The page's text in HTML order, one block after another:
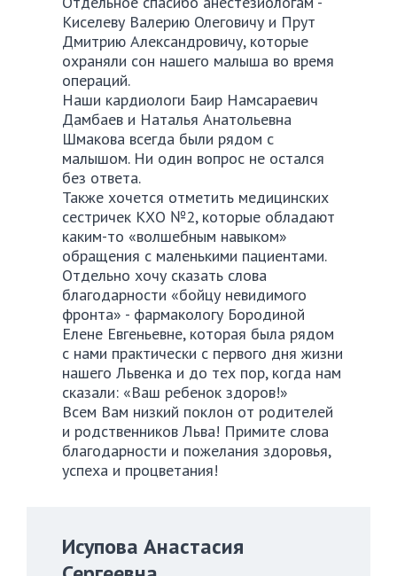
Киселеву Валерию Олеговичу и Прут
Дмитрию Александровичу, которые
охраняли сон нашего малыша во время
операций.
Наши кардиологи Баир Намсараевич
Дамбаев и Наталья Анатольевна
Шмакова всегда были рядом с
малышом. Ни один вопрос не остался
без ответа.
Также хочется отметить медицинских
сестричек КХО №2, которые обладают
каким-то «волшебным навыком»
обращения с маленькими пациентами.
Отдельно хочу сказать слова
благодарности «бойцу невидимого
фронта» - фармакологу Бородиной
Елене Евгеньевне, которая была рядом
с нами практически с первого дня жизни
нашего Львенка и до тех пор, когда нам
сказали: «Ваш ребенок здоров!»
Всем Вам низкий поклон от родителей
и родственников Льва! Примите слова
благодарности и пожелания здоровья,
успеха и процветания!
Исупова Анастасия